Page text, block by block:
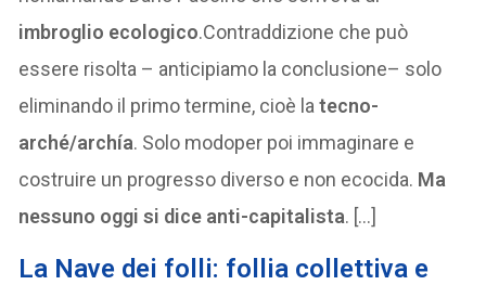
imbroglio ecologico.Contraddizione che può
essere risolta – anticipiamo la conclusione– solo
eliminando il primo termine, cioè latecno-
arché/archía. Solo modoper poi immaginare e
costruire un progresso diverso e non ecocida. Ma
nessuno oggi si dice anti-capitalista. […]
La Nave dei folli: follia collettiva e